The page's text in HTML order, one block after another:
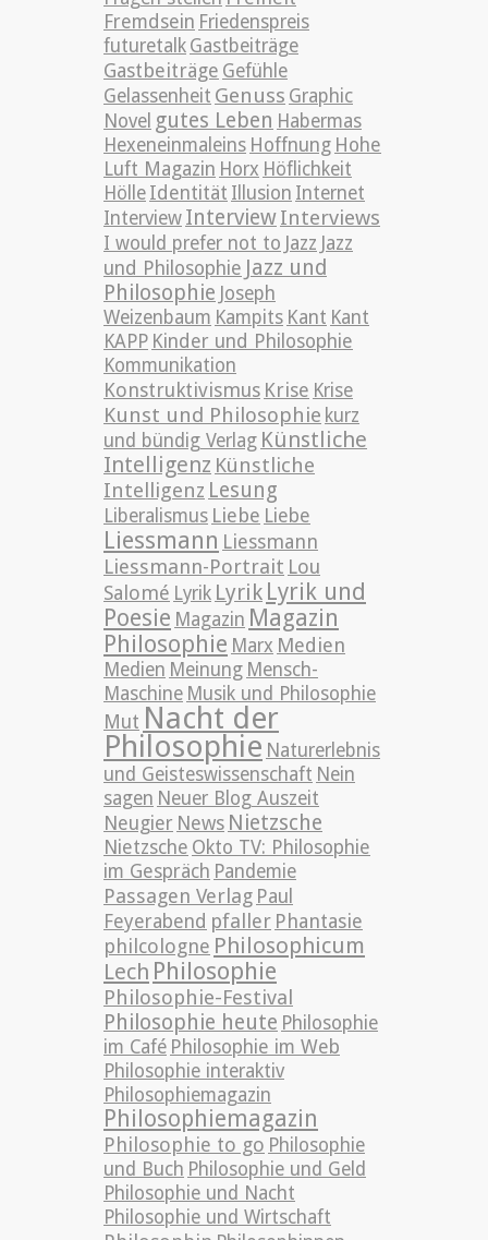
Fremdsein Friedenspreis
futuretalk Gastbeiträge
Gastbeiträge Gefühle
Gelassenheit Genuss Graphic
Novel gutes Leben Habermas
Hexeneinmaleins Hoffnung Hohe
Luft Magazin Horx Höflichkeit
Hölle Identität Illusion Internet
Interview InterviewInterviews
I would prefer not to Jazz Jazz
und Philosophie Jazz und
Philosophie Joseph
Weizenbaum Kampits Kant Kant
KAPP Kinder und Philosophie
Kommunikation
Konstruktivismus Krise Krise
Kunst und Philosophie kurz
und bündig Verlag Künstliche
Intelligenz Künstliche
Intelligenz Lesung
Liberalismus Liebe Liebe
Liessmann Liessmann
Liessmann-Portrait Lou
Salomé Lyrik Lyrik Lyrik und
Poesie Magazin Magazin
Philosophie Marx Medien
Medien Meinung Mensch-
Maschine Musik und Philosophie
Mut Nacht der
Philosophie Naturerlebnis
und Geisteswissenschaft Nein
sagen Neuer Blog Auszeit
Neugier News Nietzsche
Nietzsche Okto TV: Philosophie
im Gespräch Pandemie
Passagen Verlag Paul
Feyerabend pfaller Phantasie
philcologne Philosophicum
Lech Philosophie
Philosophie-Festival
Philosophie heute Philosophie
im Café Philosophie im Web
Philosophie interaktiv
Philosophiemagazin
Philosophiemagazin
Philosophie to go Philosophie
und Buch Philosophie und Geld
Philosophie und Nacht
Philosophie und Wirtschaft